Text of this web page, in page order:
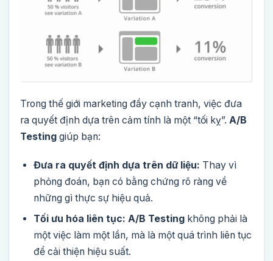
Trong thế giới marketing đầy cạnh tranh, việc đưa
ra quyết định dựa trên cảm tính là một “tối kỵ”. A/B
Testing giúp bạn:
Đưa ra quyết định dựa trên dữ liệu: Thay vì
phỏng đoán, bạn có bằng chứng rõ ràng về
những gì thực sự hiệu quả.
Tối ưu hóa liên tục: A/B Testing không phải là
một việc làm một lần, mà là một quá trình liên tục
để cải thiện hiệu suất.